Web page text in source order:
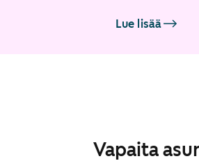
Lue lisää
Vapaita